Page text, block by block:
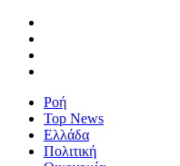
Ροή
Top News
Ελλάδα
Πολιτική